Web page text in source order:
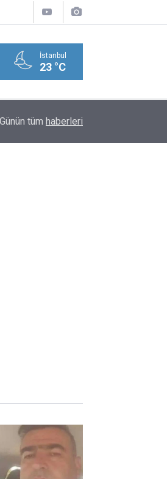
İstanbul
23 °C
Yahnici Yazdı: Bir Zamanlar Söz
Günün tüm haberleri